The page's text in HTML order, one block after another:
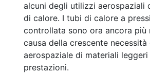
alcuni degli utilizzi aerospaziali
di calore. I tubi di calore a
controllata sono ora ancora più
causa della crescente
aerospaziale di materiali
prestazioni.